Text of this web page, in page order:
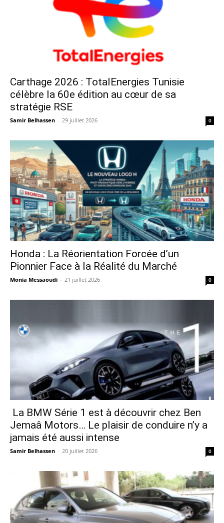
Carthage 2026 : TotalEnergies Tunisie
célèbre la 60e édition au cœur de sa
stratégie RSE
Samir Belhassen - 29 juillet 2026 0
Honda : La Réorientation Forcée d’un
Pionnier Face à la Réalité du Marché
Monia Messaoudi - 21 juillet 2026 0
La BMW Série 1 est à découvrir chez Ben
Jemaâ Motors… Le plaisir de conduire n’y a
jamais été aussi intense
Samir Belhassen - 20 juillet 2026 0